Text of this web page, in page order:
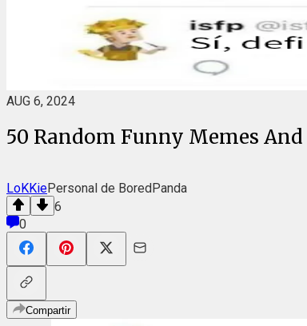
AUG 6, 2024
50 Random Funny Memes
LoKKiePersonal de BoredPanda
6
0
Compartir